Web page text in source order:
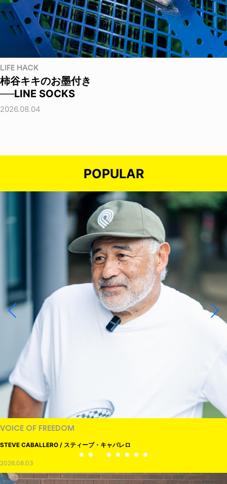
LIFE HACK
柿谷キキのお墨付き
──LINE SOCKS
2026.08.04
POPULAR
VOICE OF FREEDOM
STEVE CABALLERO / スティーブ・キャバレロ
2026.08.03